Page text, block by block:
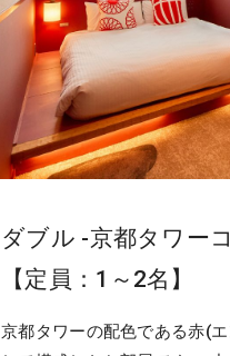
ダブル -京都タワー
【定員：1～2名】
京都タワーの配色である赤(